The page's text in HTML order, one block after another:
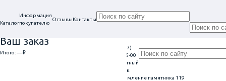
Каталог
Информация
покупателю
ОтзывыКонтакты
Ваш заказ
Итого:— ₽
Проконсультируем
+7 (917)
113-05-00
Обратный
звонок
Оформление памятника 119